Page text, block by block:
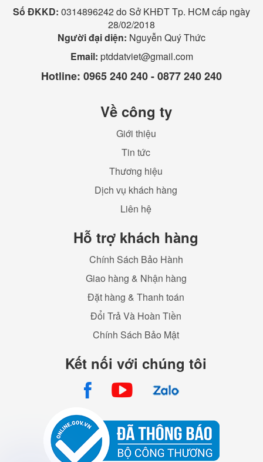
Số ĐKKD: 0314896242 do Sở KHĐT Tp. HCM cấp ngày
28/02/2018
Người đại diện: Nguyễn Quý Thức
Email: ptddatviet@gmail.com
Hotline: 0965 240 240 - 0877 240 240
Về công ty
Giới thiệu
Tin tức
Thương hiệu
Dịch vụ khách hàng
Liên hệ
Hỗ trợ khách hàng
Chính Sách Bảo Hành
Giao hàng & Nhận hàng
Đặt hàng & Thanh toán
Đổi Trả Và Hoàn Tiền
Chính Sách Bảo Mật
Kết nối với chúng tôi